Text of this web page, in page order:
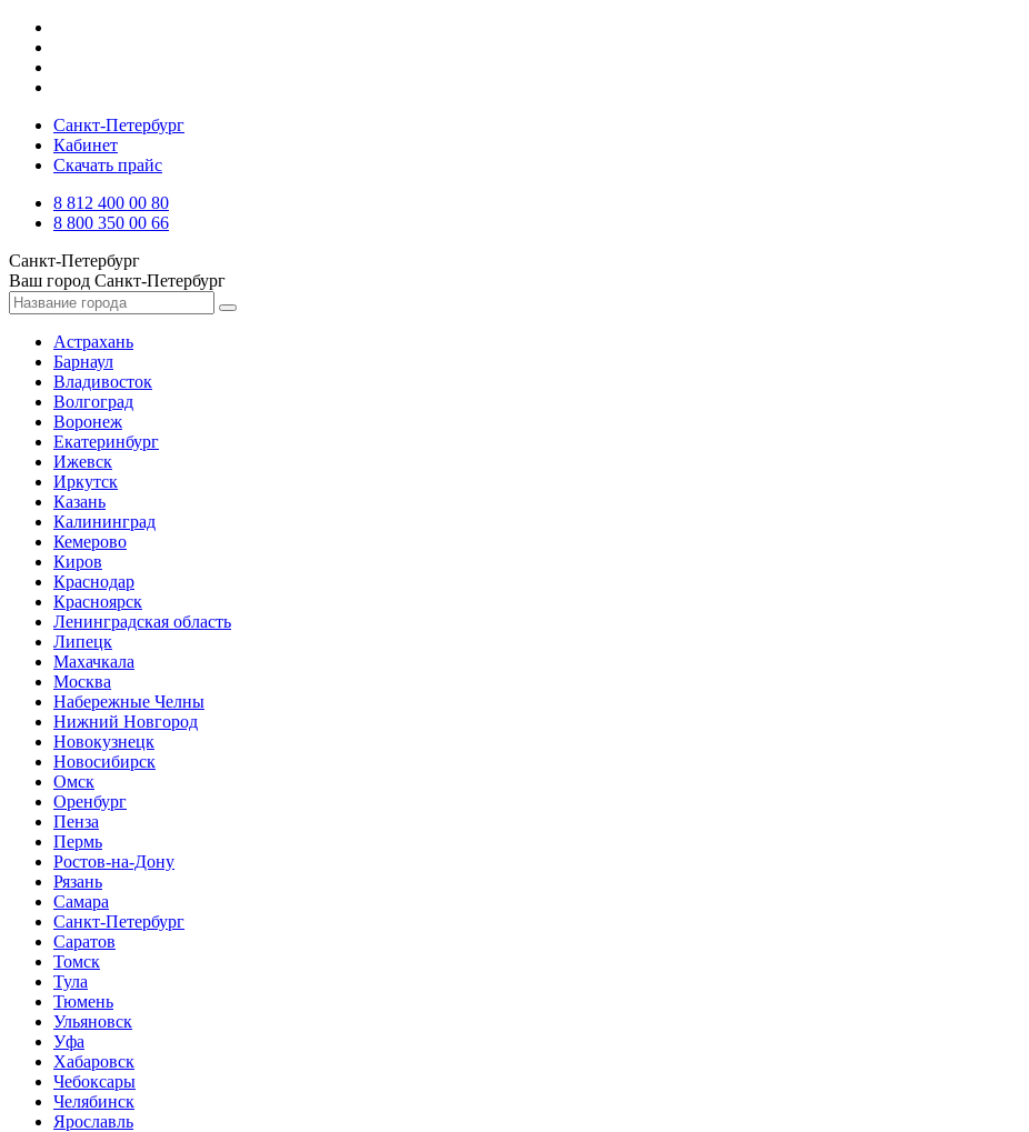
Санкт-Петербург
Кабинет
Скачать прайс
8 812 400 00 80
8 800 350 00 66
Санкт-Петербург
Ваш город Санкт-Петербург
Астрахань
Барнаул
Владивосток
Волгоград
Воронеж
Екатеринбург
Ижевск
Иркутск
Казань
Калининград
Кемерово
Киров
Краснодар
Красноярск
Ленинградская область
Липецк
Махачкала
Москва
Набережные Челны
Нижний Новгород
Новокузнецк
Новосибирск
Омск
Оренбург
Пенза
Пермь
Ростов-на-Дону
Рязань
Самара
Санкт-Петербург
Саратов
Томск
Тула
Тюмень
Ульяновск
Уфа
Хабаровск
Чебоксары
Челябинск
Ярославль